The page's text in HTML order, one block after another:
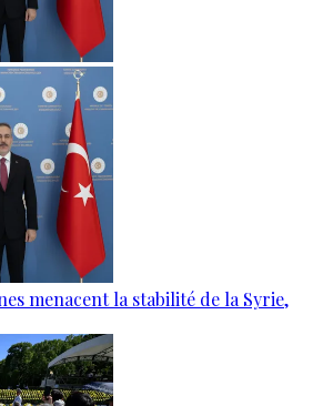
menacent la stabilité de la Syrie,